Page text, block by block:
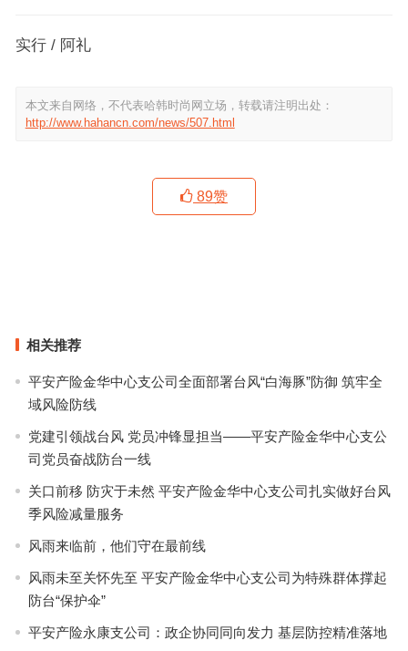
实行 / 阿礼
本文来自网络，不代表哈韩时尚网立场，转载请注明出处：
http://www.hahancn.com/news/507.html
89赞
相关推荐
平安产险金华中心支公司全面部署台风“白海豚”防御 筑牢全
域风险防线
党建引领战台风 党员冲锋显担当——平安产险金华中心支公
司党员奋战防台一线
关口前移 防灾于未然 平安产险金华中心支公司扎实做好台风
季风险减量服务
风雨来临前，他们守在最前线
风雨未至关怀先至 平安产险金华中心支公司为特殊群体撑起
防台“保护伞”
平安产险永康支公司：政企协同同向发力 基层防控精准落地